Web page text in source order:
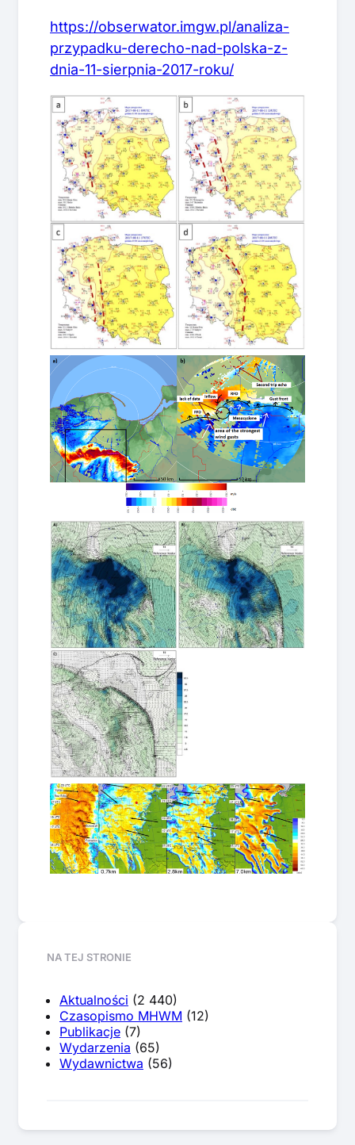
https://obserwator.imgw.pl/analiza-
przypadku-derecho-nad-polska-z-
dnia-11-sierpnia-2017-roku/
NA TEJ STRONIE
Aktualności (2 440)
Czasopismo MHWM (12)
Publikacje (7)
Wydarzenia (65)
Wydawnictwa (56)